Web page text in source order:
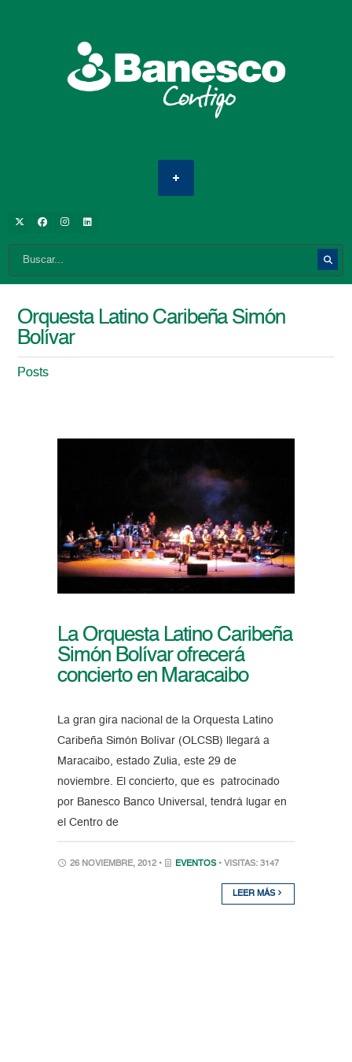
Orquesta Latino Caribeña Simón
Bolívar
Posts
La Orquesta Latino Caribeña
Simón Bolívar ofrecerá
concierto en Maracaibo
La gran gira nacional de la Orquesta Latino
Caribeña Simón Bolívar (OLCSB) llegará a
Maracaibo, estado Zulia, este 29 de
noviembre. El concierto, que es patrocinado
por Banesco Banco Universal, tendrá lugar en
el Centro de
26 NOVIEMBRE, 2012 • EVENTOS • VISITAS: 3147
LEER MÁS